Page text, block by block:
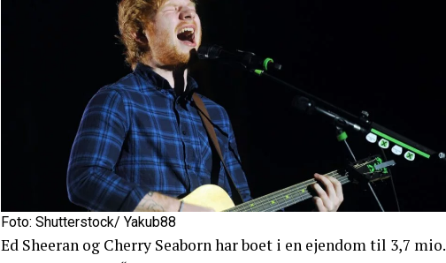
Foto: Shutterstock/ Yakub88
Ed Sheeran og Cherry Seaborn har boet i en ejendom til 3,7 mio.